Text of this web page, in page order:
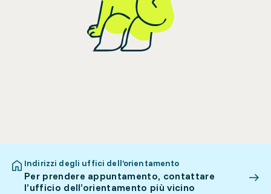
Indirizzi degli uffici dell’orientamento
Per prendere appuntamento, contattare
l’ufficio dell’orientamento più vicino